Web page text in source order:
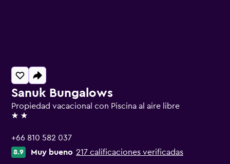
Sanuk Bungalows
Propiedad vacacional con Piscina al aire libre
2 estrellas
+66 810 582 037
8.9 Muy bueno 217 calificaciones verificadas